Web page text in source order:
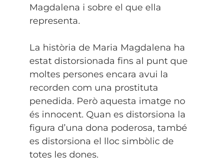
Magdalena i sobre el que ella
representa.
La història de Maria Magdalena ha
estat distorsionada fins al punt que
moltes persones encara avui la
recorden com una prostituta
penedida. Però aquesta imatge no
és innocent. Quan es distorsiona la
figura d’una dona poderosa, també
es distorsiona el lloc simbòlic de
totes les dones.